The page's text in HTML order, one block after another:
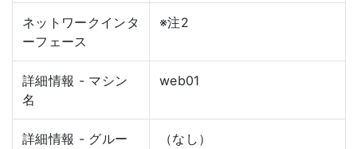
ネットワークインタ
ーフェース
※注2
詳細情報 - マシン
名
web01
詳細情報 - グルー
（なし）